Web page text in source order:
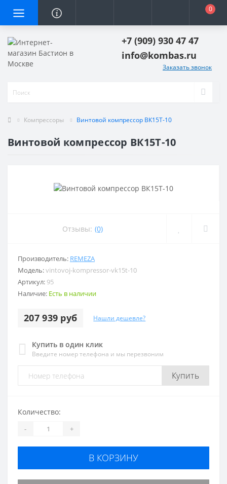
0
+7 (909) 930 47 47
info@kombas.ru
Заказать звонок
Компрессоры Винтовой компрессор ВК15Т-10
Винтовой компрессор ВК15Т-10
Отзывы: (0)
Производитель: REMEZA
Модель:vintovoj-kompressor-vk15t-10
Артикул: 95
Наличие: Есть в наличии
207 939 руб Нашли дешевле?
Купить в один клик
Введите номер телефона и мы перезвоним
Купить
Количество:
- +
В КОРЗИНУ